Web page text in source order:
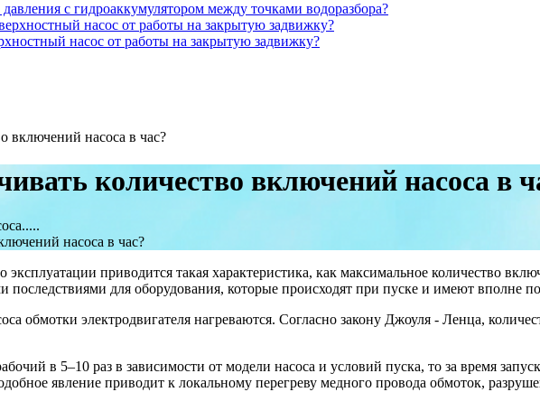
с гидроаккумулятором между точками водоразбора?
насос от работы на закрытую задвижку?
включений насоса в час?
количество включений насоса в
эксплуатации приводится такая характеристика, как максимальное количество
последствиями для оборудования, которые происходят при пуске и имеют вполне
обмотки электродвигателя нагреваются. Согласно закону Джоуля - Ленца,
в 5–10 раз в зависимости от модели насоса и условий пуска, то за время
явление приводит к локальному перегреву медного провода обмоток,